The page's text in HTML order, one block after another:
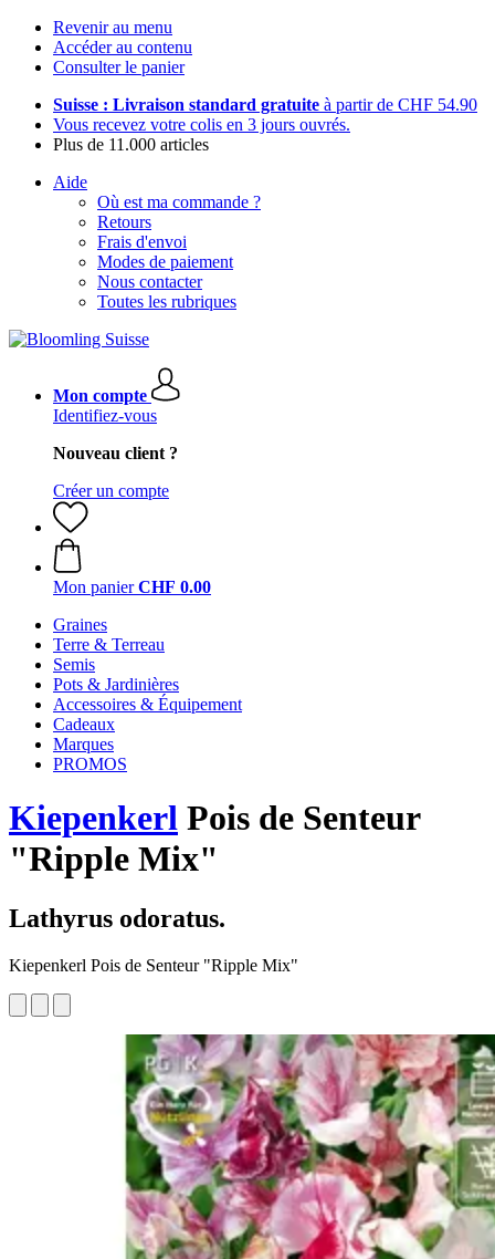
Revenir au menu
Accéder au contenu
Consulter le panier
Suisse : Livraison standard gratuite à partir de CHF 54.90
Vous recevez votre colis en 3 jours ouvrés.
Plus de 11.000 articles
Aide
Où est ma commande ?
Retours
Frais d'envoi
Modes de paiement
Nous contacter
Toutes les rubriques
Mon compte
Identifiez-vous
Nouveau client ?
Créer un compte
Mon panier CHF 0.00
Graines
Terre & Terreau
Semis
Pots & Jardinières
Accessoires & Équipement
Cadeaux
Marques
PROMOS
Kiepenkerl Pois de Senteur
"Ripple Mix"
Lathyrus odoratus.
Kiepenkerl Pois de Senteur "Ripple Mix"